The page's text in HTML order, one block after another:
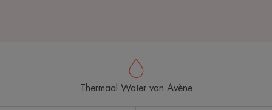
Thermaal Water van Avène